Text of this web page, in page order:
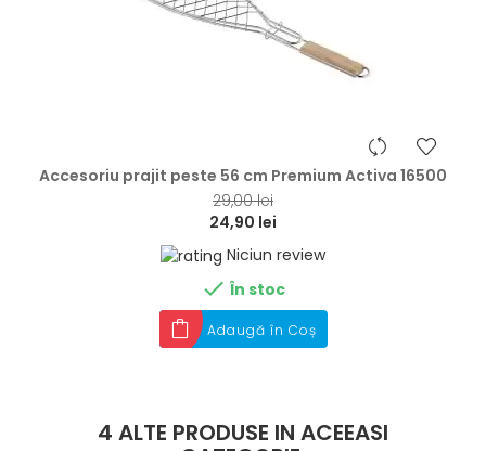
Accesoriu prajit peste 56 cm Premium Activa 16500
29,00 lei
24,90 lei
Niciun review
 În stoc
Adaugă în Coș
4 ALTE PRODUSE IN ACEEASI